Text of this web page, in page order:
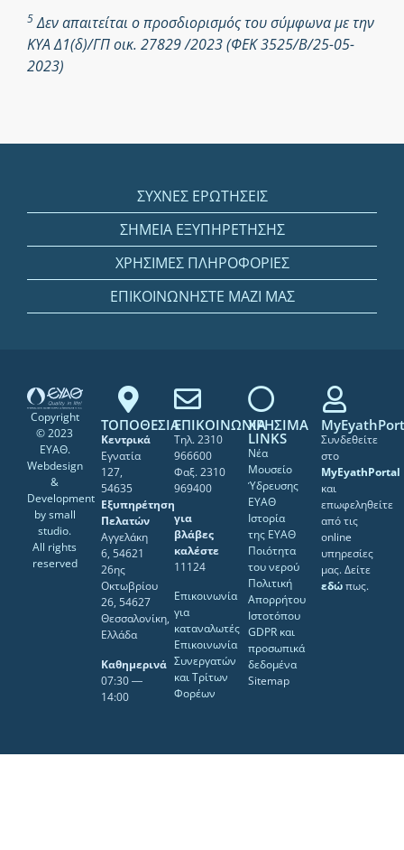
5Δεν απαιτείται ο προσδιορισμός του σύμφωνα με την
ΚΥΑ Δ1(δ)/ΓΠ οικ. 27829 /2023 (ΦΕΚ 3525/Β/25-05-
2023)
ΣΥΧΝΕΣ ΕΡΩΤΗΣΕΙΣ
ΣΗΜΕΙΑ ΕΞΥΠΗΡΕΤΗΣΗΣ
ΧΡΗΣΙΜΕΣ ΠΛΗΡΟΦΟΡΙΕΣ
ΕΠΙΚΟΙΝΩΝΗΣΤΕ ΜΑΖΙ ΜΑΣ
Copyright
© 2023
ΕΥΑΘ.
Webdesign
&
Development
bysmall
studio.
All rights
reserved
ΤΟΠΟΘΕΣΙΑ
Κεντρικά
Εγνατία
127,
54635
Εξυπηρέτηση
Πελατών
Αγγελάκη
6, 54621
26ης
Οκτωβρίου
26, 54627
Θεσσαλονίκη,
Ελλάδα
Καθημερινά
07:30 ―
14:00
ΕΠΙΚΟΙΝΩΝΙΑ
Τηλ. 2310
966600
Φαξ. 2310
969400
για
βλάβες
καλέστε
11124
Επικοινωνία
για
καταναλωτές
Επικοινωνία
Συνεργατών
και Τρίτων
Φορέων
ΧΡΗΣΙΜΑ
LINKS
Νέα
Μουσείο
Ύδρευσης
ΕΥΑΘ
Ιστορία
της ΕΥΑΘ
Ποιότητα
του νερού
Πολιτική
Απορρήτου
Ιστοτόπου
GDPR και
προσωπικά
δεδομένα
Sitemap
Συνδεθείτε
στο
MyEyathPortal
και
επωφεληθείτε
από τις
online
υπηρεσίες
μας. Δείτε
εδώπως.